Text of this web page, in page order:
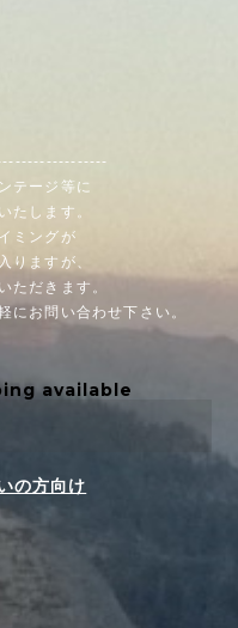
テージ等に
たします。
ミングが
りますが、
ただきます。
にお問い合わせ下さい。
available
の方向け